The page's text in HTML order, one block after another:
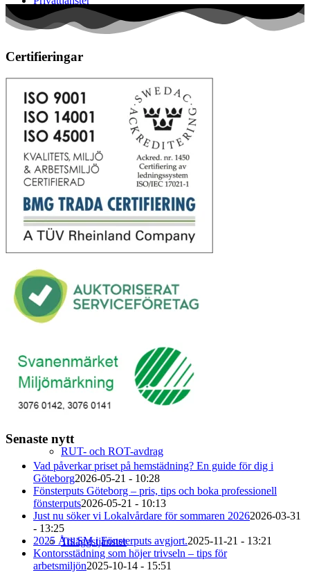
Hemstädning
Fönsterputs
Seniortjänster
RUT- och ROT-avdrag
Tilläggstjänster
Certifieringar
Senaste nytt
Vad påverkar priset på hemstädning? En guide för dig i
Göteborg2026-05-21 - 10:28
Fönsterputs Göteborg – pris, tips och boka professionell
fönsterputs2026-05-21 - 10:13
Just nu söker vi Lokalvårdare för sommaren 20262026-03-31
- 13:25
2025 Års SM i Fönsterputs avgjort.2025-11-21 - 13:21
Kontorsstädning som höjer trivseln – tips för
arbetsmiljön2025-10-14 - 15:51